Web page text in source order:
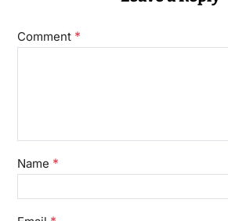
Comment *
Name *